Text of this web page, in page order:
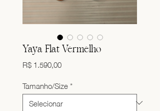
Yaya Flat Vermelho
R$ 1.590,00Preço
Tamanho/Size*